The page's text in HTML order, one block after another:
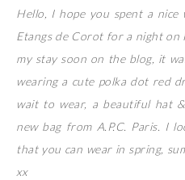
Hello, I hope you spent a nice
Etangs de Corot for a night on
my stay soon on the blog, it
wearing a cute polka dot red
wait to wear, a beautiful hat
new bag from A.P.C. Paris. I
that you can wear in spring,
xx